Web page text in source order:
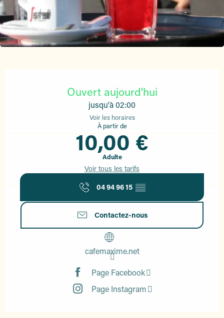
Ouvert aujourd'hui
jusqu'à 02:00
Voir les horaires
À partir de
10,00 €
Adulte
Voir tous les tarifs
04 94 96 15 ▒▒
Contactez-nous
cafemaxime.net
Page Facebook
Page Instagram